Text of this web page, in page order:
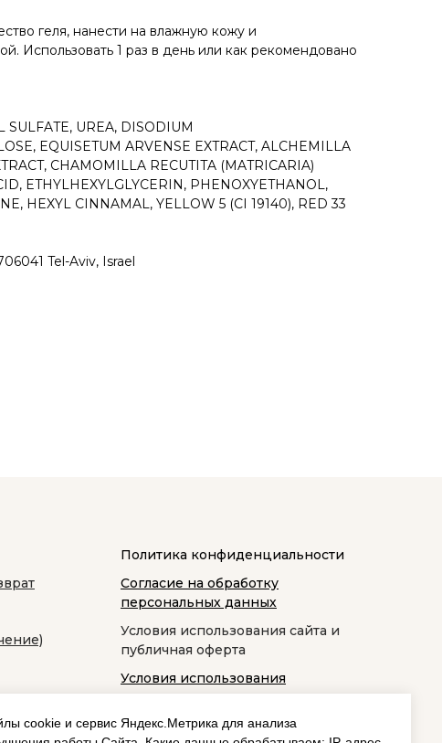
cookie и сервис Яндекс.Метрика для анализа
геля, нанести на влажную кожу и
Использовать 1 раз в день или как рекомендовано
SULFATE, UREA, DISODIUM
EQUISETUM ARVENSE EXTRACT, ALCHEMILLA
CHAMOMILLA RECUTITA (MATRICARIA)
ETHYLHEXYLGLYCERIN, PHENOXYETHANOL,
HEXYL CINNAMAL, YELLOW 5 (CI 19140), RED 33
Tel-Aviv, Israel
Политика конфиденциальности
Согласие на обработку
персональных данных
Условия использования сайта и
публичная оферта
Условия использования
космецевтики